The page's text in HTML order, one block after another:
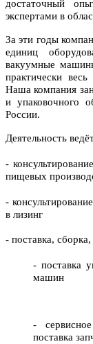
достаточный
экспертами в
За эти годы
единиц
вакуумные
практически
Наша компания
и упаковочного
России.
Деятельность
-
пищевых
-
в лизинг
- поставка, сборка
- поставка
машин
-
поставка